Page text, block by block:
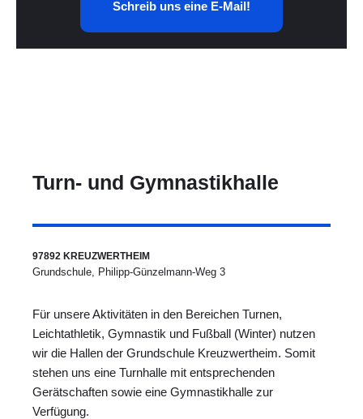
Schreib uns eine E-Mail!
Turn- und Gymnastikhalle
97892 KREUZWERTHEIM
Grundschule, Philipp-Günzelmann-Weg 3
Für unsere Aktivitäten in den Bereichen Turnen,
Leichtathletik, Gymnastik und Fußball (Winter) nutzen
wir die Hallen der Grundschule Kreuzwertheim. Somit
stehen uns eine Turnhalle mit entsprechenden
Gerätschaften sowie eine Gymnastikhalle zur
Verfügung.